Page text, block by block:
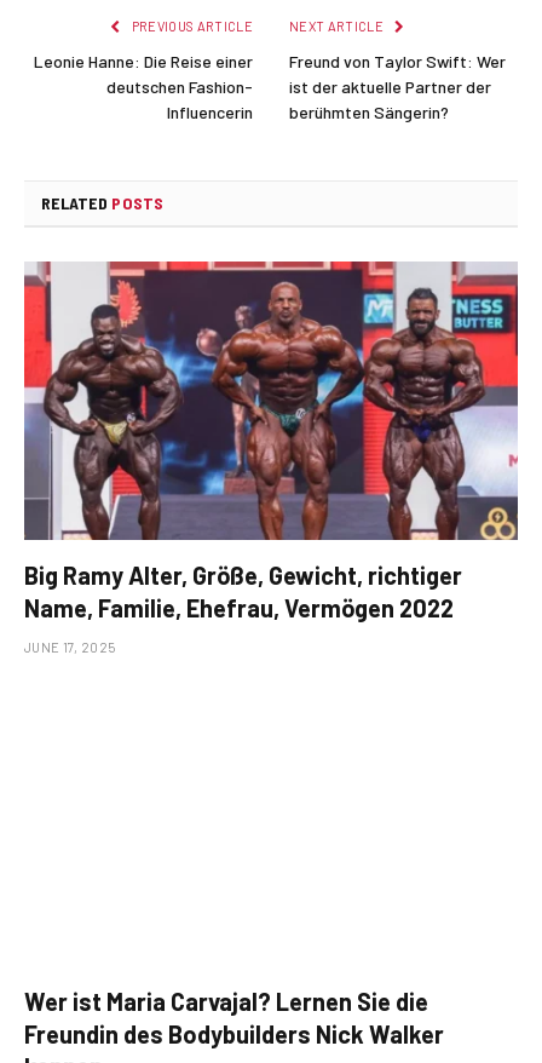
PREVIOUS ARTICLE
Leonie Hanne: Die Reise einer
deutschen Fashion-
Influencerin
NEXT ARTICLE
Freund von Taylor Swift: Wer
ist der aktuelle Partner der
berühmten Sängerin?
RELATED POSTS
Big Ramy Alter, Größe, Gewicht, richtiger
Name, Familie, Ehefrau, Vermögen 2022
JUNE 17, 2025
Wer ist Maria Carvajal? Lernen Sie die
Freundin des Bodybuilders Nick Walker